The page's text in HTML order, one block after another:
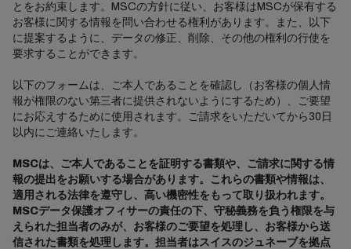
とをお約束します。MSCの方針に従い、お客様はMSCが保有する
お客様に関する情報を問い合わせる権利があります。また、以下
に提案するように、データの修正、削除、その他の権利の行使を
要求することができます。
以下のフォームは、ご本人であることを確認し（お客様の個人情
報が権限のない第三者に提供されないようにするため）、ご要望
にお応えするために使用されます。ご請求をいただいてから30日
以内にご連絡いたします。
MSCは、ご本人であることを証明する書類や、ご請求に関する情
報の提出をお願いする場合があります。これらの書類や情報は、
適用される法律を遵守し、高い機密性をもって取り扱われます。
MSCデータ保護オフィサーの責任の下、守秘義務を負う権限を与
えられた担当者のみが、お客様のご要望を処理し、お客様から送
信された書類を処理します。担当者はスイスのジュネーブを拠点